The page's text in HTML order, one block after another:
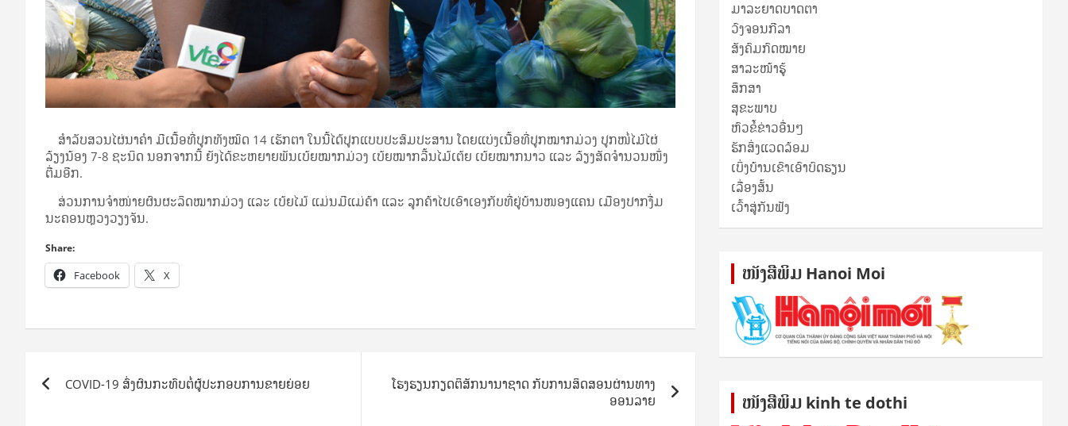
ສຳ­ລັບ​ສວນ​ໄຜ່​ນາ​ຄຳ ມີ​ເນື້ອ­ທີ່​ປູກ​ທັງ​ໝົດ 14 ເຮັກ­ຕາ ໃນ​ນີ້​ໄດ້​ປູກ​ແບບ​ປະ­ສົມ​ປະ­ສານ ໂດຍ​ແບ່ງ​ເນື້ອ­ທີ່​ປູກ​ໝາກ­ມ່ວງ ປູກ​ໜໍ່­ໄມ້­ໄຜ່​
ລ້ຽງ​ນ້ອງ 7-8 ຊະ­ນິດ ນອກ­ຈາກ​ນີ້ ຍັງ​ໄດ້​ຂະ­ຫຍາຍ​ພັນ​ເບ້ຍ​ໝາກ­ມ່ວງ ເບ້ຍ​ໝາກ​ລີ້ນ­ໄມ້​ເຕ້ຍ ເບ້ຍ​ໝາກ​ນາວ ແລະ ລ້ຽງ­ສັດ​ຈຳ­ນວນ​ໜຶ່ງ​
ຕື່ມ​ອີກ.
ສ່ວນ​ການ­ຈຳ­ໜ່າຍ​ຜົນ​ຜະ­ລິດ​ໝາກ­ມ່ວງ ແລະ ເບ້ຍ​ໄມ້ ແມ່ນ​ມີ​ແມ່​ຄ້າ ແລະ ລູກ​ຄ້າ​ໄປ​ເອົາ​ເອງ​ກັບ​ທີ່ຢູ່​ບ້ານ​ໜອງ​ແຄນ ເມືອງ​ປາກ​ງື່ມ
ນະ­ຄອນ­ຫຼວງ​ວຽງ​ຈັນ.
Share:
Facebook X
navigation
COVID-19 ສົ່ງຜົນກະທົບຕໍ່ຜູ້ປະກອບການຂາຍຍ່ອຍ
ໂຮງຮຽນກຽດຕິສັກນານາຊາດ ກັບການສິດສອນຜ່ານທາງ
ອອນລາຍ
ມາລະຍາດບາດຕາ
ວົງຈອນກີລາ
ສັງຄົມກົດໝາຍ
ສາລະໜ້າຮູ້
ສຶກສາ
ສຸ​ຂະ​ພາບ
ຫົວຂໍ້ຂ່າວອື່ນໆ
ຮັກສິ່ງແວດລ້ອມ
ເບິ່ງບ້ານເຂົາເອົາບົດຮຽນ
ເລື່ອງສັ້ນ
ເວົ້າສູ່ກັນຟັງ
ໜັງ​ສື​ພິມ Hanoi Moi
ໜັງ​ສື​ພິມ kinh te dothi